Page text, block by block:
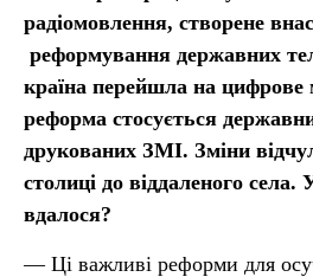
радіомовлення, створене
реформування державних
країна перейшла на
реформа стосується
друкованих ЗМІ. Зміни
столиці до віддаленого села.
вдалося?
— Ці важливі реформи для